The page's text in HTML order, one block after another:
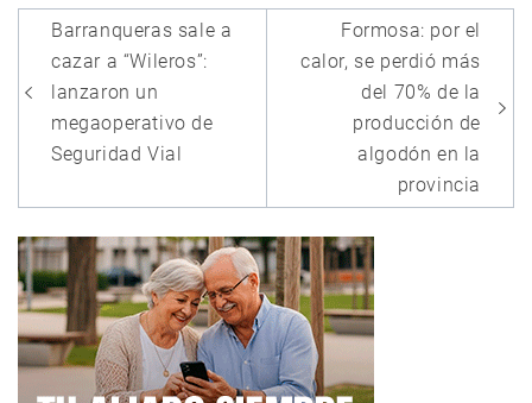
Navegación
de
entradas
Barranqueras sale a
cazar a “Wileros”:
lanzaron un
megaoperativo de
Seguridad Vial
Formosa: por el
calor, se perdió más
del 70% de la
producción de
algodón en la
provincia